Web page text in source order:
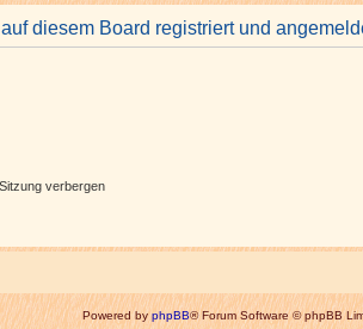
diesem Board registriert und
verbergen
Powered byphpBB® Forum Software © phpBB